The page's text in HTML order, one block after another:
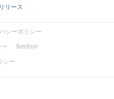
リース
シーポリシー
livedoor
シー